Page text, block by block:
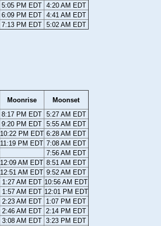
5:05 PM EDT 4:20 AM EDT
6:09 PM EDT 4:41 AM EDT
7:13 PM EDT 5:02 AM EDT
Moonrise
Moonset
8:17 PM EDT 5:27 AM EDT
9:20 PM EDT 5:55 AM EDT
10:22 PM EDT 6:28 AM EDT
11:19 PM EDT 7:08 AM EDT
7:56 AM EDT
12:09 AM EDT 8:51 AM EDT
12:51 AM EDT 9:52 AM EDT
1:27 AM EDT 10:56 AM EDT
1:57 AM EDT 12:01 PM EDT
2:23 AM EDT
1:07 PM EDT
2:46 AM EDT 2:14 PM EDT
3:08 AM EDT 3:23 PM EDT